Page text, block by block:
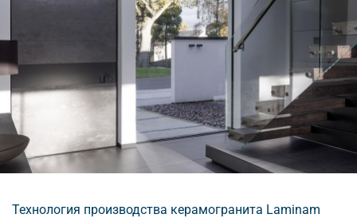
Технология производства керамогранита Laminam